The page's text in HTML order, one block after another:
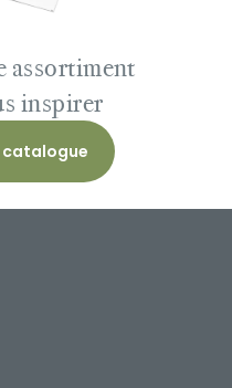
assortiment
inspirer
catalogue